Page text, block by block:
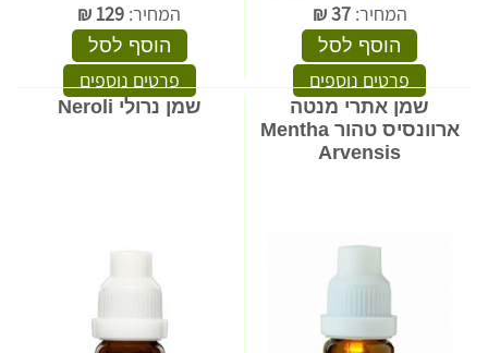
המחיר:37
₪
הוסף לסל
פרטים נוספים
המחיר: 129
₪
הוסף לסל
פרטים נוספים
שמן אתרי מנטה
ארוונסיס טהור Mentha
Arvensis
שמן נרולי Neroli